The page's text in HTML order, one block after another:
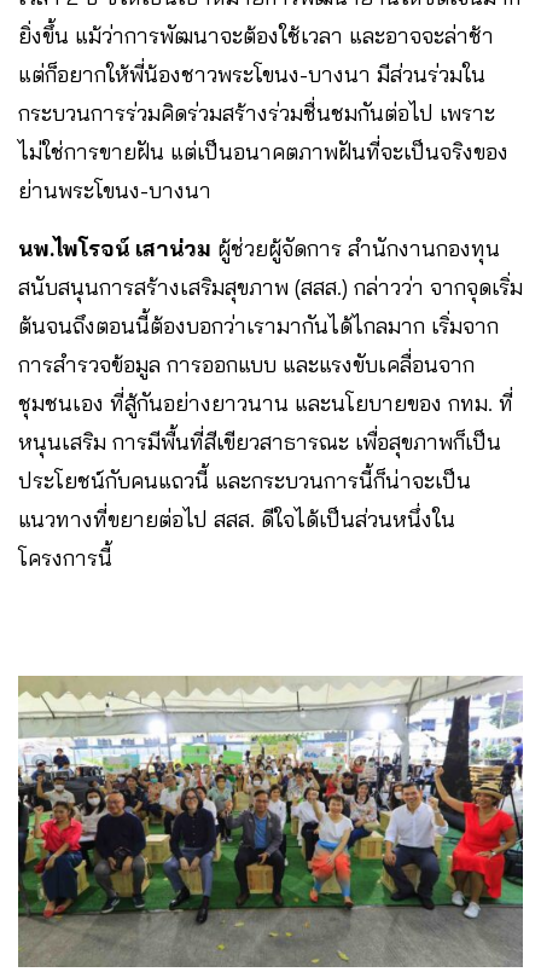
ยิ่งขึ้น แม้ว่าการพัฒนาจะต้องใช้เวลา และอาจจะล่าช้า
แต่ก็อยากให้พี่น้องชาวพระโขนง-บางนา มีส่วนร่วมใน
กระบวนการร่วมคิดร่วมสร้างร่วมชื่นชมกันต่อไป เพราะ
ไม่ใช่การขายฝัน แต่เป็นอนาคตภาพฝันที่จะเป็นจริงของ
ย่านพระโขนง-บางนา
นพ.ไพโรจน์ เสาน่วม ผู้ช่วยผู้จัดการ สำนักงานกองทุน
สนับสนุนการสร้างเสริมสุขภาพ (สสส.) กล่าวว่า จากจุดเริ่ม
ต้นจนถึงตอนนี้ต้องบอกว่าเรามากันได้ไกลมาก เริ่มจาก
การสำรวจข้อมูล การออกแบบ และแรงขับเคลื่อนจาก
ชุมชนเอง ที่สู้กันอย่างยาวนาน และนโยบายของ กทม. ที่
หนุนเสริม การมีพื้นที่สีเขียวสาธารณะ เพื่อสุขภาพก็เป็น
ประโยชน์กับคนแถวนี้ และกระบวนการนี้ก็น่าจะเป็น
แนวทางที่ขยายต่อไป สสส. ดีใจได้เป็นส่วนหนึ่งใน
โครงการนี้